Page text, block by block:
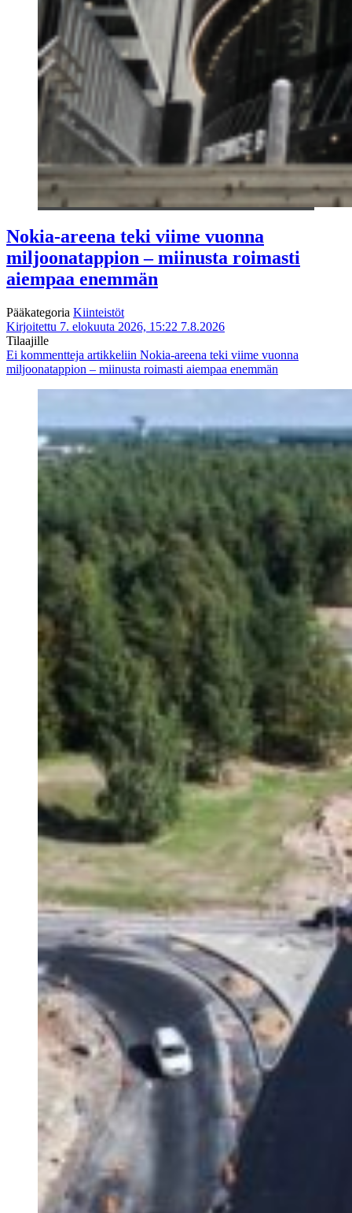
Nokia-areena teki viime vuonna
miljoonatappion – miinusta roimasti
aiempaa enemmän
Pääkategoria Kiinteistöt
Kirjoitettu 7. elokuuta 2026, 15:22 7.8.2026
Tilaajille
Ei kommentteja artikkeliin Nokia-areena teki viime vuonna
miljoonatappion – miinusta roimasti aiempaa enemmän